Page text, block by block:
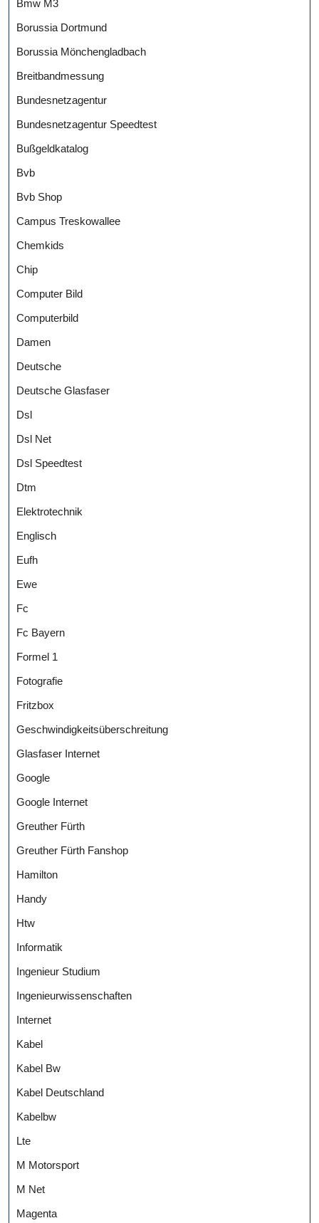
Bmw M3
Borussia Dortmund
Borussia Mönchengladbach
Breitbandmessung
Bundesnetzagentur
Bundesnetzagentur Speedtest
Bußgeldkatalog
Bvb
Bvb Shop
Campus Treskowallee
Chemkids
Chip
Computer Bild
Computerbild
Damen
Deutsche
Deutsche Glasfaser
Dsl
Dsl Net
Dsl Speedtest
Dtm
Elektrotechnik
Englisch
Eufh
Ewe
Fc
Fc Bayern
Formel 1
Fotografie
Fritzbox
Geschwindigkeitsüberschreitung
Glasfaser Internet
Google
Google Internet
Greuther Fürth
Greuther Fürth Fanshop
Hamilton
Handy
Htw
Informatik
Ingenieur Studium
Ingenieurwissenschaften
Internet
Kabel
Kabel Bw
Kabel Deutschland
Kabelbw
Lte
M Motorsport
M Net
Magenta